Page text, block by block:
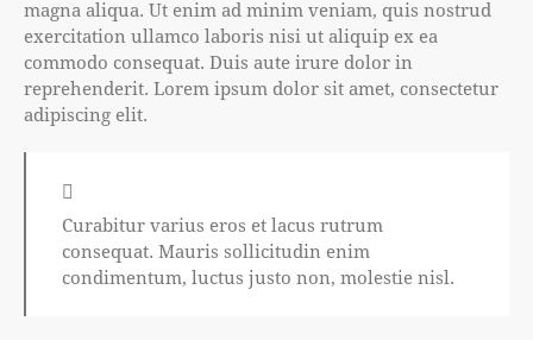
magna aliqua. Ut enim ad minim veniam, quis nostrud
exercitation ullamco laboris nisi ut aliquip ex ea
commodo consequat. Duis aute irure dolor in
reprehenderit. Lorem ipsum dolor sit amet, consectetur
adipiscing elit.
Curabitur varius eros et lacus rutrum
consequat. Mauris sollicitudin enim
condimentum, luctus justo non, molestie nisl.